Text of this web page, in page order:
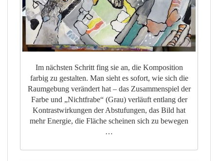
Im nächsten Schritt fing sie an, die Komposition
farbig zu gestalten. Man sieht es sofort, wie sich die
Raumgebung verändert hat – das Zusammenspiel der
Farbe und „Nichtfrabe“ (Grau) verläuft entlang der
Kontrastwirkungen der Abstufungen, das Bild hat
mehr Energie, die Fläche scheinen sich zu bewegen
…